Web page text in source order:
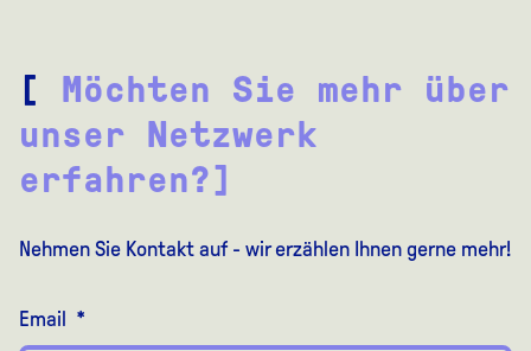
[
Möchten Sie mehr über
unser Netzwerk
erfahren?]
Nehmen Sie Kontakt auf - wir erzählen Ihnen gerne mehr!
Email *